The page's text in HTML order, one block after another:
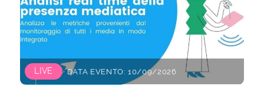
LIVE DATA EVENTO: 10/09/2026